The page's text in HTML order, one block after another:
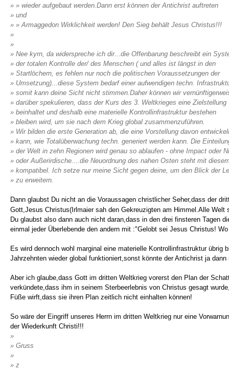
» » wieder aufgebaut werden.Dann erst können der Antichrist auftreten
» und
» » Armaggedon Wirklichkeit werden! Den Sieg behält Jesus Christus!!!
»
»
» Nee kyrn, da widerspreche ich dir...die Offenbarung beschreibt ein
» der totalen Kontrolle der/ des Menschen ( und alles ist längst in den
» Startlöchern, es fehlen nur noch die politischen Voraussetzungen der
» Umsetzung)...diese System bedarf einer aufwendigen techn.
» somit kann deine Sicht nicht stimmen.Daher können wir
» darüber spekulieren, dass der Kurs des 3. Weltkrieges eine Zielstellung
» beinhaltet und deshalb eine materielle Kontrollinfrastruktur bestehen
» bleiben wird, um sie nach dem Krieg global zusammenzuführen.
» Wir bilden die erste Generation ab, die eine Vorstellung davon
» kann, wie Totalüberwachung techn. generiert werden kann. Die
» der Welt in zehn Regionen wird genau so ablaufen - ohne Impact oder
» oder Außerirdische....die Neuordnung des nahen Osten steht mit
» kompatibel. Ich setze nur meine Sicht gegen deine, um den Blick der
» zu erweitern.
Dann glaubst Du nicht an die Voraussagen christlicher Seher,dass der
Gott,Jesus Christus(Irlmaier sah den Gekreuzigten am Himmel.Alle
Du glaubst also dann auch nicht daran,dass in den drei finsteren Tagen
einmal jeder Überlebende den andern mit :"Gelobt sei Jesus Christus!
Es wird dennoch wohl marginal eine materielle Kontrollinfrastruktur übrig
Jahrzehnten wieder global funktioniert,sonst könnte der Antichrist ja
Aber ich glaube,dass Gott im dritten Weltkrieg vorerst den Plan der
verkündete,dass ihm in seinem Sterbeerlebnis von Christus gesagt
Füße wirft,dass sie ihren Plan zeitlich nicht einhalten können!
So wäre der Eingriff unseres Herrn im dritten Weltkrieg nur eine
der Wiederkunft Christi!!!
»
» Gruss
»
» z